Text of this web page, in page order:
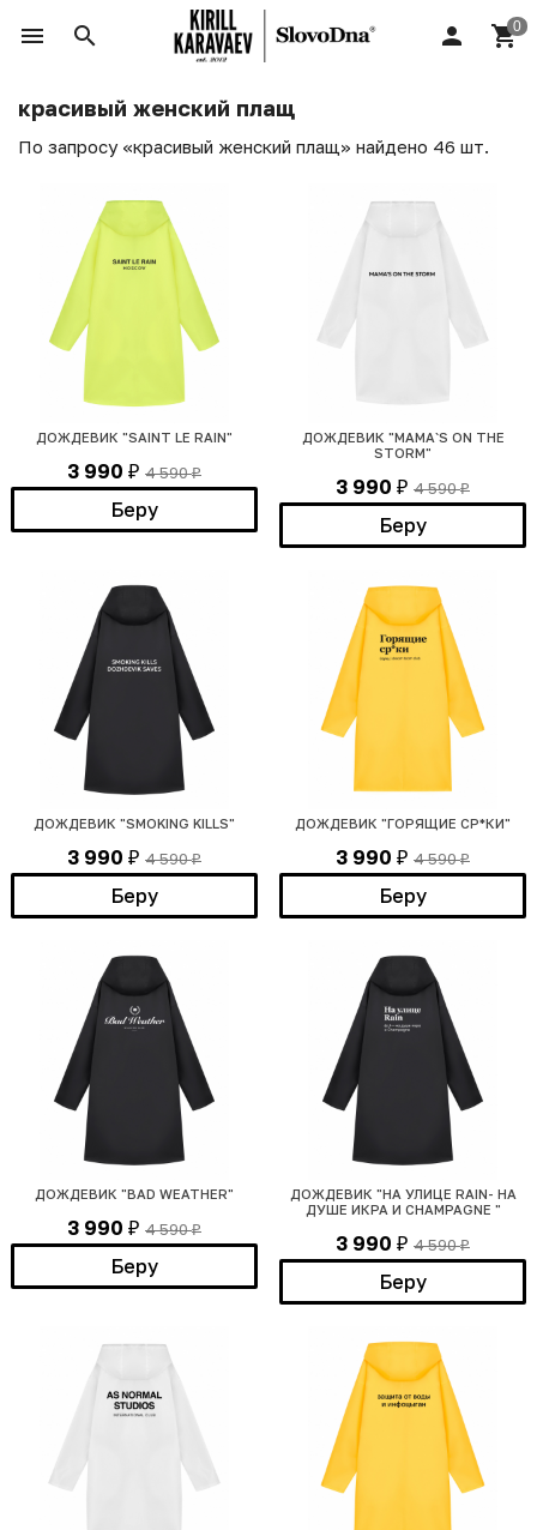
красивый женский плащ
По запросу «красивый женский плащ» найдено 46 шт.
ДОЖДЕВИК "SAINT LE RAIN"
3 990 ₽ 4 590₽
Беру
ДОЖДЕВИК "MAMA`S ON THE
STORM"
3 990 ₽ 4 590₽
Беру
ДОЖДЕВИК "SMOKING KILLS"
3 990 ₽ 4 590₽
Беру
ДОЖДЕВИК "ГОРЯЩИЕ СР*КИ"
3 990 ₽ 4 590₽
Беру
ДОЖДЕВИК "BAD WEATHER"
3 990 ₽ 4 590₽
Беру
ДОЖДЕВИК "НА УЛИЦЕ RAIN- НА
ДУШЕ ИКРА И CHAMPAGNE "
3 990 ₽ 4 590₽
Беру